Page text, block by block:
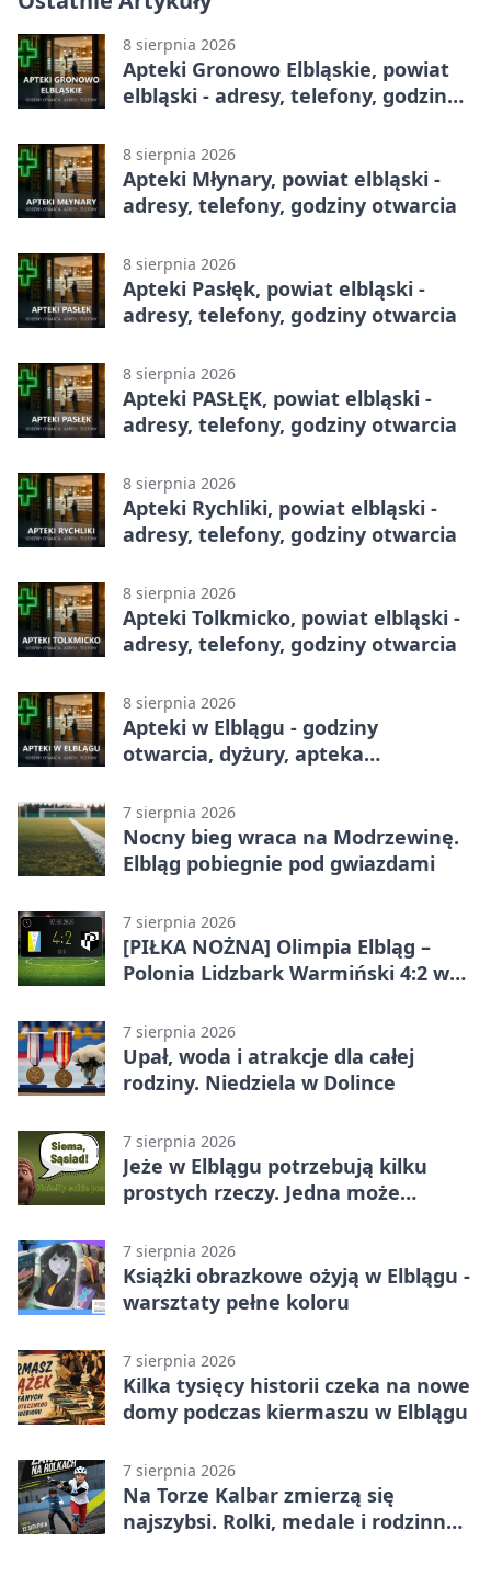
8 sierpnia 2026
Apteki Gronowo Elbląskie, powiat
elbląski - adresy, telefony, godziny
8 sierpnia 2026
Apteki Młynary, powiat elbląski -
adresy, telefony, godziny otwarcia
8 sierpnia 2026
Apteki Pasłęk, powiat elbląski -
adresy, telefony, godziny otwarcia
8 sierpnia 2026
Apteki PASŁĘK, powiat elbląski -
adresy, telefony, godziny otwarcia
8 sierpnia 2026
Apteki Rychliki, powiat elbląski -
adresy, telefony, godziny otwarcia
8 sierpnia 2026
Apteki Tolkmicko, powiat elbląski -
adresy, telefony, godziny otwarcia
8 sierpnia 2026
Apteki w Elblągu - godziny
otwarcia, dyżury, apteka
7 sierpnia 2026
Nocny bieg wraca na Modrzewinę.
Elbląg pobiegnie pod gwiazdami
7 sierpnia 2026
[PIŁKA NOŻNA] Olimpia Elbląg –
Polonia Lidzbark Warmiński 4:2 w
7 sierpnia 2026
Upał, woda i atrakcje dla całej
rodziny. Niedziela w Dolince
7 sierpnia 2026
Jeże w Elblągu potrzebują kilku
prostych rzeczy. Jedna może
7 sierpnia 2026
Książki obrazkowe ożyją w Elblągu -
warsztaty pełne koloru
7 sierpnia 2026
Kilka tysięcy historii czeka na nowe
domy podczas kiermaszu w Elblągu
7 sierpnia 2026
Na Torze Kalbar zmierzą się
najszybsi. Rolki, medale i rodzinna